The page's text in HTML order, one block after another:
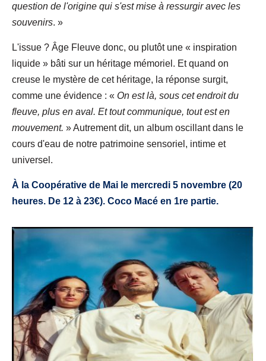
question de l'origine qui s'est mise à ressurgir avec les
souvenirs. »
L'issue ? Âge Fleuve donc, ou plutôt une « inspiration
liquide » bâti sur un héritage mémoriel. Et quand on
creuse le mystère de cet héritage, la réponse surgit,
comme une évidence : « On est là, sous cet endroit du
fleuve, plus en aval. Et tout communique, tout est en
mouvement. » Autrement dit, un album oscillant dans le
cours d'eau de notre patrimoine sensoriel, intime et
universel.
À la Coopérative de Mai le mercredi 5 novembre (20
heures. De 12 à 23€). Coco Macé en 1re partie.